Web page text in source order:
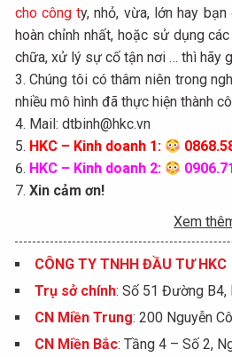
cho công ty, nhỏ, vừa, lớn hay
hoàn chỉnh nhất, hoặc sử dụng
chữa, xử lý sự cố tận nơi … thì hãy
Chúng tôi có thâm niên trong
nhiều mô hình đã thực hiện thành
Mail: dtbinh@hkc.vn
HKC – Kinh doanh 1:
HKC – Kinh doanh 2:
Xin cảm ơn!
Xem
CÔNG TY TNHH ĐẦU TƯ HKC
Trụ sở chính: Số 51 Đường B4,
CN Miền Trung: 200 Nguyễn
CN Miền Bắc: Tầng 4 – Số 2,